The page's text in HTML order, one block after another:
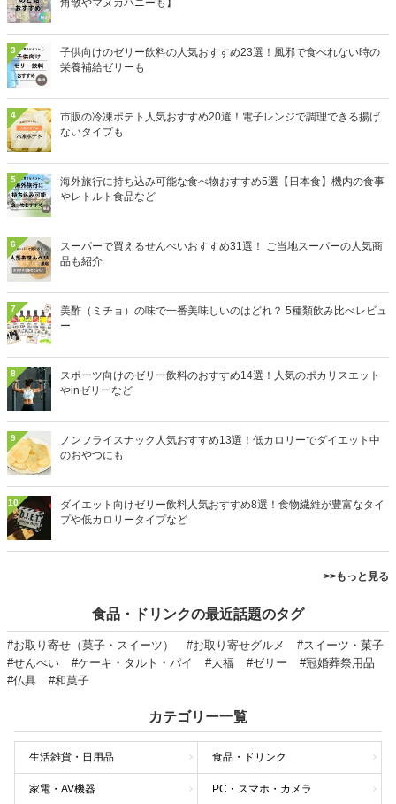
3
子供向けのゼリー飲料の人気おすすめ23選！風邪で食べれない時の
栄養補給ゼリーも
4
市販の冷凍ポテト人気おすすめ20選！電子レンジで調理できる揚げ
ないタイプも
5
海外旅行に持ち込み可能な食べ物おすすめ5選【日本食】機内の食事
やレトルト食品など
6
スーパーで買えるせんべいおすすめ31選！ ご当地スーパーの人気商
品も紹介
7
美酢（ミチョ）の味で一番美味しいのはどれ？ 5種類飲み比べレビュ
ー
8
スポーツ向けのゼリー飲料のおすすめ14選！人気のポカリスエット
やinゼリーなど
9
ノンフライスナック人気おすすめ13選！低カロリーでダイエット中
のおやつにも
10
ダイエット向けゼリー飲料人気おすすめ8選！食物繊維が豊富なタイ
プや低カロリータイプなど
>>もっと見る
食品・ドリンクの最近話題のタグ
#お取り寄せ（菓子・スイーツ） #お取り寄せグルメ
#スイーツ・菓子
#せんべい
#ケーキ・タルト・パイ #大福 #ゼリー
#冠婚葬祭用品
#仏具
#和菓子
カテゴリー一覧
生活雑貨・日用品 食品・ドリンク
家電・AV機器 PC・スマホ・カメラ